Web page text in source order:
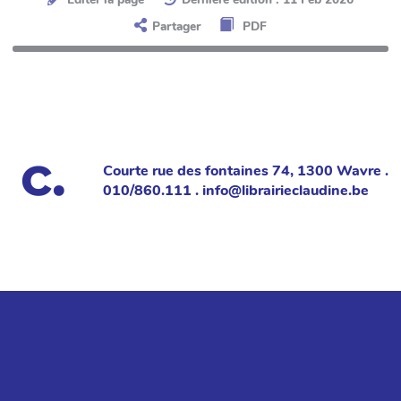
Partager
PDF
Courte rue des fontaines 74, 1300 Wavre .
010/860.111 . info@librairieclaudine.be